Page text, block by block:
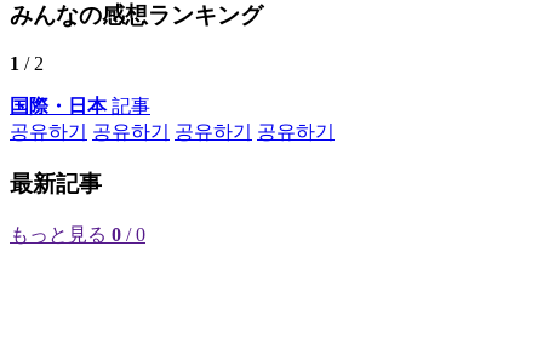
みんなの感想ランキング
1 / 2
国際・日本記事
공유하기
공유하기 공유하기 공유하기
最新記事
もっと見る 0 / 0